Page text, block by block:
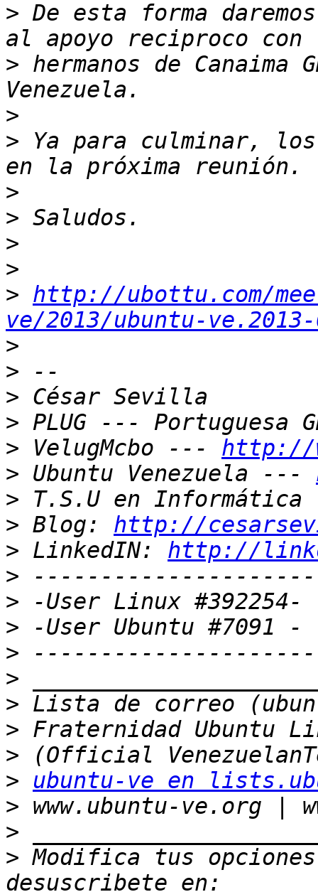
> De esta forma
> hermanos de Canaima
>
> Ya para culminar,
>
>
>
>
> http://ubottu.com/
ve/2013/ubuntu-
>
>
>
>
> VelugMcbo --- http://
> Ubuntu Venezuela ---
>
> Blog: http://
> LinkedIN: http://
>
>
>
>
>
>
>
>
>
ubuntu-ve en
>
>
> Modifica tus